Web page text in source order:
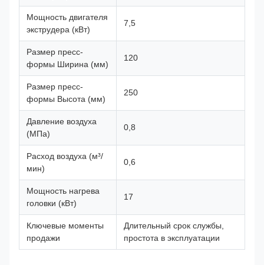
Мощность двигателя
экструдера (кВт)
7,5
Размер пресс-
формы Ширина (мм)
120
Размер пресс-
формы Высота (мм)
250
Давление воздуха
(МПа)
0,8
Расход воздуха (м³/
мин)
0,6
Мощность нагрева
головки (кВт)
17
Ключевые моменты
продажи
Длительный срок службы,
простота в эксплуатации